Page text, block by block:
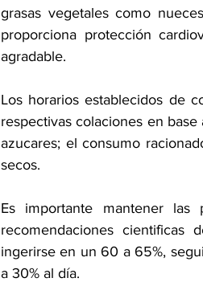
grasas vegetales como
proporciona protección
agradable.
Los horarios establecidos de
respectivas colaciones en
azucares; el consumo
secos.
Es importante mantener las
recomendaciones cientificas
ingerirse en un 60 a 65%,
a 30% al día.